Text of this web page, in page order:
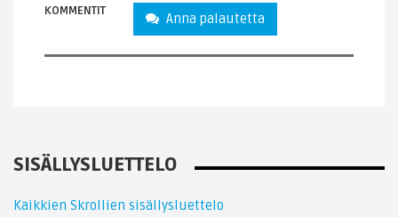
KOMMENTIT Anna palautetta
SISÄLLYSLUETTELO
Kaikkien Skrollien sisällysluettelo